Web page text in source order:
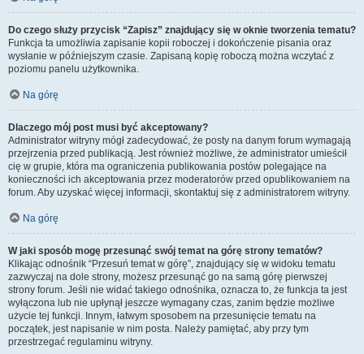
Do czego służy przycisk “Zapisz” znajdujący się w oknie tworzenia tematu?
Funkcja ta umożliwia zapisanie kopii roboczej i dokończenie pisania oraz
wysłanie w późniejszym czasie. Zapisaną kopię roboczą można wczytać z
poziomu panelu użytkownika.
Na górę
Dlaczego mój post musi być akceptowany?
Administrator witryny mógł zadecydować, że posty na danym forum wymagają
przejrzenia przed publikacją. Jest również możliwe, że administrator umieścił
cię w grupie, która ma ograniczenia publikowania postów polegające na
konieczności ich akceptowania przez moderatorów przed opublikowaniem na
forum. Aby uzyskać więcej informacji, skontaktuj się z administratorem witryny.
Na górę
W jaki sposób mogę przesunąć swój temat na górę strony tematów?
Klikając odnośnik “Przesuń temat w górę”, znajdujący się w widoku tematu
zazwyczaj na dole strony, możesz przesunąć go na samą górę pierwszej
strony forum. Jeśli nie widać takiego odnośnika, oznacza to, że funkcja ta jest
wyłączona lub nie upłynął jeszcze wymagany czas, zanim będzie możliwe
użycie tej funkcji. Innym, łatwym sposobem na przesunięcie tematu na
początek, jest napisanie w nim posta. Należy pamiętać, aby przy tym
przestrzegać regulaminu witryny.